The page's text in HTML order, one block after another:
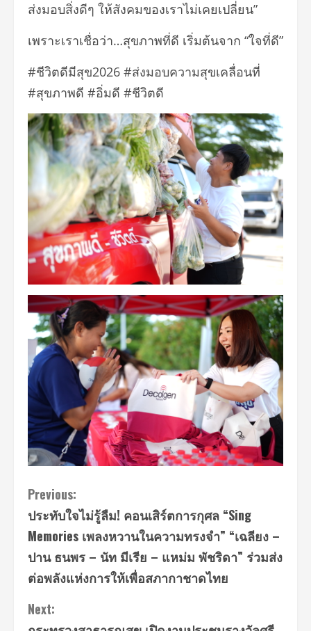
ส่งมอบสิ่งดีๆ ให้สังคมของเราไม่เคยเปลี่ยน”
เพราะเราเชื่อว่า…สุขภาพที่ดี เริ่มต้นจาก “ใจที่ดี”
#ชีวิตดีมีสุข2026 #ส่งมอบความสุขเคลื่อนที่
#สุขภาพดี #อิ่มดี #ชีวิตดี
Continue
Reading
Previous:
ประทับใจไม่รู้ลืม! คอนเสิร์ตการกุศล “Sing
Memories เพลงหวานในความทรงจำ” “เฉลียง –
ปาน ธนพร – นัท มีเรีย – แหม่ม พัชริดา” ร่วมส่ง
ต่อพลังแห่งการให้เพื่อสภากาชาดไทย
Next: